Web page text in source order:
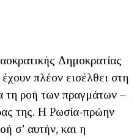
Δημοκρατίας
πλέον εισέλθει στη
τη ροή των πραγμάτων –
της. Η Ρωσία-πρώην
σ’ αυτήν, και η